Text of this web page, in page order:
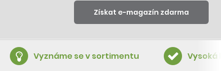
Vyznáme se v sortimentu Vysoká